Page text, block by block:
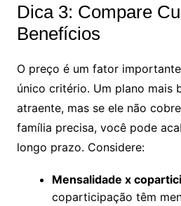
Dica 3: Compare
Benefícios
O preço é um fator
único critério. Um plano mais
atraente, mas se ele não
família precisa, você pode
longo prazo. Considere:
Mensalidade x
coparticipação têm